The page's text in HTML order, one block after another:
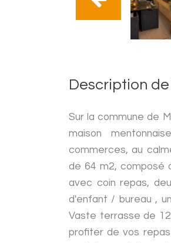
Description
Sur la commune de
maison
commerces, au
de 64 m2, composé
avec coin repas,
d'enfant / bureau ,
Vaste terrasse de
profiter de vos